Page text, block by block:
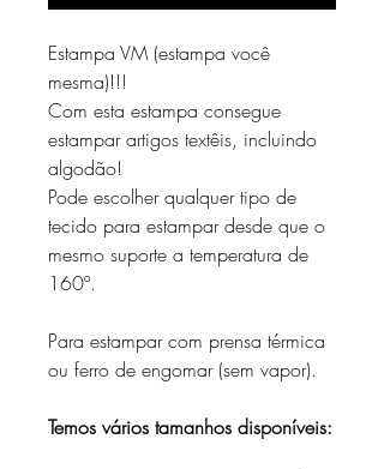
Estampa VM (estampa você
mesma)!!!
Com esta estampa consegue
estampar artigos textêis, incluindo
algodão!
Pode escolher qualquer tipo de
tecido para estampar desde que o
mesmo suporte a temperatura de
160º.
Para estampar com prensa térmica
ou ferro de engomar (sem vapor).
Temos vários tamanhos disponíveis: